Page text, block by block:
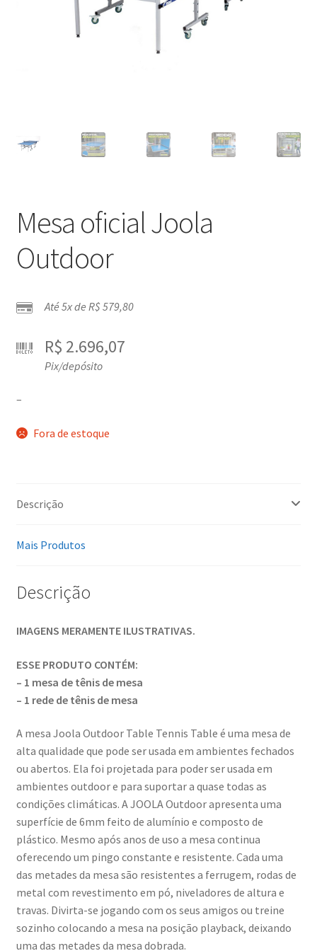
Mesa oficial Joola
Outdoor
Até 5x de R$579,80
R$ 2.696,07
Pix/depósito
–
Fora de estoque
Descrição
Mais Produtos
Descrição
IMAGENS MERAMENTE ILUSTRATIVAS.
ESSE PRODUTO CONTÉM:
– 1 mesa de tênis de mesa
– 1 rede de tênis de mesa
A mesa Joola Outdoor Table Tennis Table é uma mesa de
alta qualidade que pode ser usada em ambientes fechados
ou abertos. Ela foi projetada para poder ser usada em
ambientes outdoor e para suportar a quase todas as
condições climáticas. A JOOLA Outdoor apresenta uma
superfície de 6mm feito de alumínio e composto de
plástico. Mesmo após anos de uso a mesa continua
oferecendo um pingo constante e resistente. Cada uma
das metades da mesa são resistentes a ferrugem, rodas de
metal com revestimento em pó, niveladores de altura e
travas. Divirta-se jogando com os seus amigos ou treine
sozinho colocando a mesa na posição playback, deixando
uma das metades da mesa dobrada.